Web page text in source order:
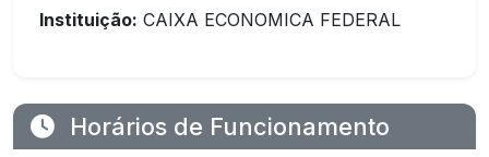
Instituição: CAIXA ECONOMICA FEDERAL
Horários de Funcionamento